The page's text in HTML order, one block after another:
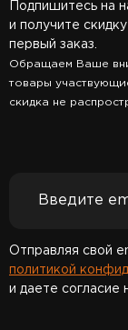
Подпишитесь на
и получите скидку
первый заказ.
Обращаем Ваше
товары
скидка не
Отправляя свой
политикой
и даете согласие